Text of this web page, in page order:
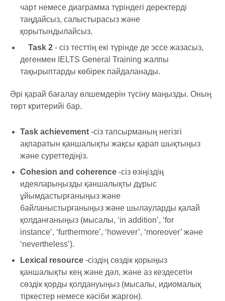
чарт немесе диаграмма түріндегі деректерді
таңдайсыз, салыстырасыз және
қорытындылайсыз.
Task 2 - сіз тесттің екі түрінде де эссе жазасыз,
дегенмен IELTS General Training жалпы
тақырыптарды көбірек пайдаланады.
Әрі қарай бағалау өлшемдерін түсіну маңызды. Оның
төрт критерийі бар.
Task achievement -сіз тапсырманың негізгі
ақпаратын қаншалықты жақсы қарап шықтыңыз
және суреттедіңіз.
Cohesion and coherence -сіз өзіңіздің
идеяларыңызды қаншалықты дұрыс
ұйымдастырғаныңыз және
байланыстырғаныңыз және шылауларды қалай
қолданғаныңыз (мысалы, ‘in addition’, ‘for
instance’, ‘furthermore’, ‘however’, ‘moreover’ және
‘nevertheless’).
Lexical resource -сіздің сөздік қорыңыз
қаншалықты кең және дәл, және аз кездесетін
сөздік қорды қолдануыңыз (мысалы, идиомалық
тіркестер немесе кәсіби жаргон).